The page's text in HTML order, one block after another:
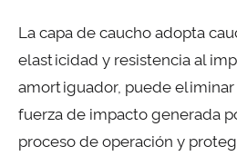
La capa de caucho adopta
elasticidad y resistencia al
amortiguador, puede eliminar
fuerza de impacto generada
proceso de operación y